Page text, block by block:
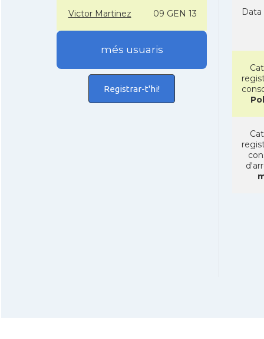
Victor Martinez 09 GEN 13
més usuaris
Registrar-t'hi!
Data